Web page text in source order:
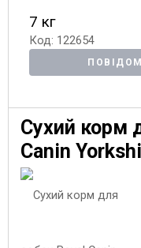
7 кг
Код: 122654
Сухий корм
Canin